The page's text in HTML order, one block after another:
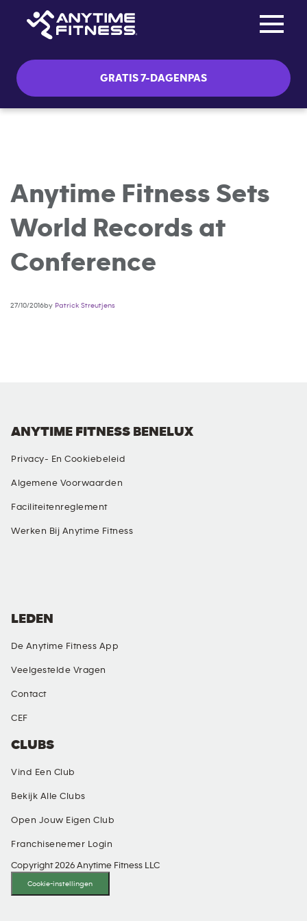
GRATIS 7-DAGENPAS
Anytime Fitness Sets
World Records at
Conference
27/10/2016by Patrick Streutjens
ANYTIME FITNESS BENELUX
Privacy- En Cookiebeleid
Algemene Voorwaarden
Faciliteitenreglement
Werken Bij Anytime Fitness
CLUBS
Vind Een Club
Bekijk Alle Clubs
Open Jouw Eigen Club
Franchisenemer Login
LEDEN
De Anytime Fitness App
Veelgestelde Vragen
Contact
CEF
Copyright 2026 Anytime Fitness LLC
Cookie-instellingen